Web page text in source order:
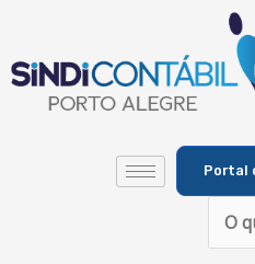
conteúdo
Portal